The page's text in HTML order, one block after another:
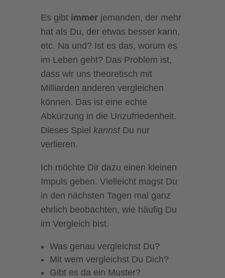
Es gibt immerjemanden, der mehr
hat als Du, der etwas besser kann,
etc. Na und? Ist es das, worum es
im Leben geht? Das Problem ist,
dass wir uns theoretisch mit
Milliarden anderen vergleichen
können. Das ist eine echte
Abkürzung in die Unzufriedenheit.
Dieses Spiel kannstDu nur
verlieren.
Ich möchte Dir dazu einen kleinen
Impuls geben. Vielleicht magst Du
in den nächsten Tagen mal ganz
ehrlich beobachten, wie häufig Du
im Vergleich bist.
Was genau vergleichst Du?
Mit wem vergleichst Du Dich?
Gibt es da ein Muster?